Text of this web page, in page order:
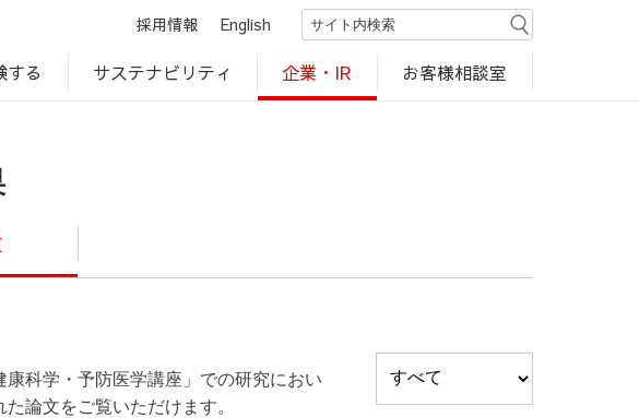
採用情報 English
する サステナビリティ 企業・IR お客様相談室
科学・予防医学講座」での研究におい
論文をご覧いただけます。